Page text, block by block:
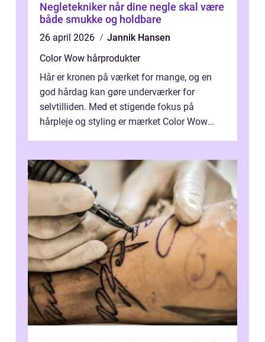
Negletekniker når dine negle skal være
både smukke og holdbare
26 april 2026
Jannik Hansen
Color Wow hårprodukter
Hår er kronen på værket for mange, og en
god hårdag kan gøre underværker for
selvtilliden. Med et stigende fokus på
hårpleje og styling er mærket Color Wow